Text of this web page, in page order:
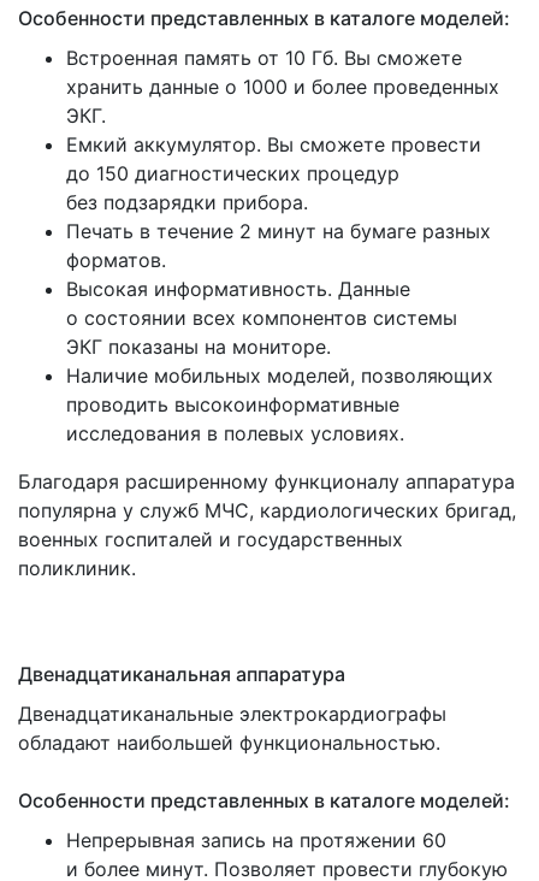
Особенности представленных в каталоге моделей:
Встроенная память от 10 Гб. Вы сможете
хранить данные о 1000 и более проведенных
ЭКГ.
Емкий аккумулятор. Вы сможете провести
до 150 диагностических процедур
без подзарядки прибора.
Печать в течение 2 минут на бумаге разных
форматов.
Высокая информативность. Данные
о состоянии всех компонентов системы
ЭКГ показаны на мониторе.
Наличие мобильных моделей, позволяющих
проводить высокоинформативные
исследования в полевых условиях.
Благодаря расширенному функционалу аппаратура
популярна у служб МЧС, кардиологических бригад,
военных госпиталей и государственных
поликлиник.
Двенадцатиканальная аппаратура
Двенадцатиканальные электрокардиографы
обладают наибольшей функциональностью.
Особенности представленных в каталоге моделей:
Непрерывная запись на протяжении 60
и более минут. Позволяет провести глубокую